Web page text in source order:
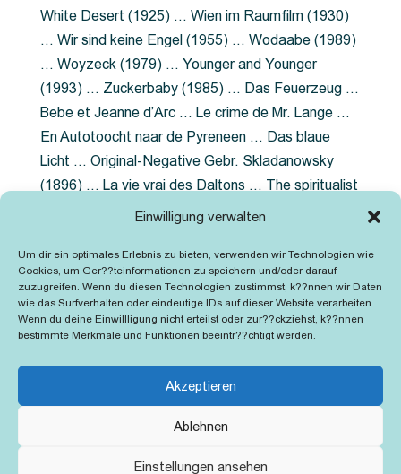
Einwilligung verwalten
Um dir ein optimales Erlebnis zu bieten, verwenden wir Technologien wie
Cookies, um Ger??teinformationen zu speichern und/oder darauf
zuzugreifen. Wenn du diesen Technologien zustimmst, k??nnen wir Daten
wie das Surfverhalten oder eindeutige IDs auf dieser Website verarbeiten.
Wenn du deine Einwillligung nicht erteilst oder zur??ckziehst, k??nnen
bestimmte Merkmale und Funktionen beeintr??chtigt werden.
Akzeptieren
Ablehnen
Einstellungen ansehen
White Desert (1925) … Wien im Raumfilm (1930)
… Wir sind keine Engel (1955) … Wodaabe (1989)
… Woyzeck (1979) … Younger and Younger
(1993) … Zuckerbaby (1985) … Das Feuerzeug …
Bebe et Jeanne d’Arc … Le crime de Mr. Lange …
En Autotoocht naar de Pyreneen … Das blaue
Licht … Original-Negative Gebr. Skladanowsky
(1896) … La vie vrai des Daltons … The spiritualist
photographer … Feuer im Fjord … The Song of the
Grubenlampe … Tolstoy … Grün ist die Heide …
Lady Hamilton … Mütter verzaget nicht …
Ruttmann Werbefilme